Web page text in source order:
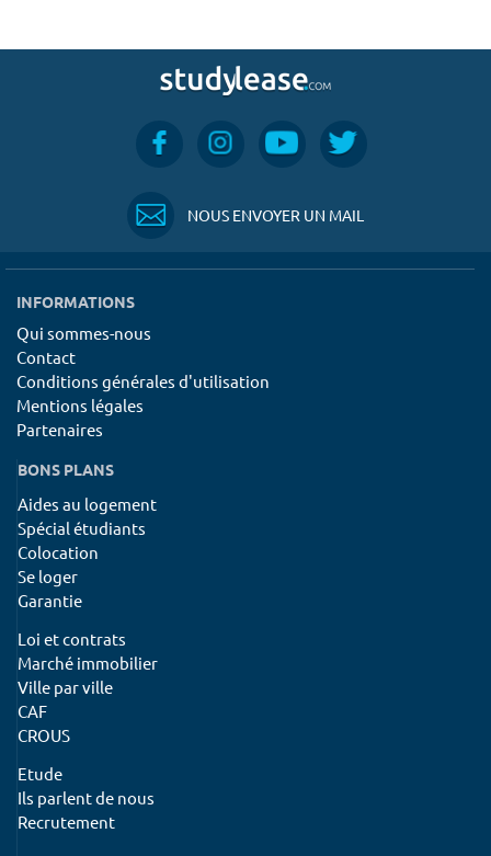
NOUS ENVOYER UN MAIL
INFORMATIONS
Qui sommes-nous
Contact
Conditions générales d'utilisation
Mentions légales
Partenaires
BONS PLANS
Aides au logement
Spécial étudiants
Colocation
Se loger
Garantie
Loi et contrats
Marché immobilier
Ville par ville
CAF
CROUS
Etude
Ils parlent de nous
Recrutement